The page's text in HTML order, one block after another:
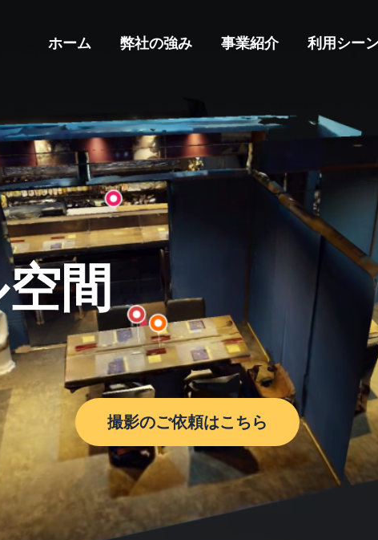
ホーム 弊社の強み 事業紹介 利用シー
間
撮影のご依頼はこちら